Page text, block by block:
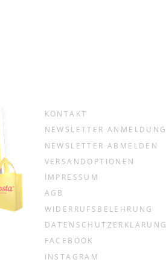
KONTAKT
NEWSLETTER ANMELDUNG
NEWSLETTER ABMELDEN
VERSANDOPTIONEN
IMPRESSUM
AGB
WIDERRUFSBELEHRUNG
DATENSCHUTZERKLÄRUNG
FACEBOOK
INSTAGRAM